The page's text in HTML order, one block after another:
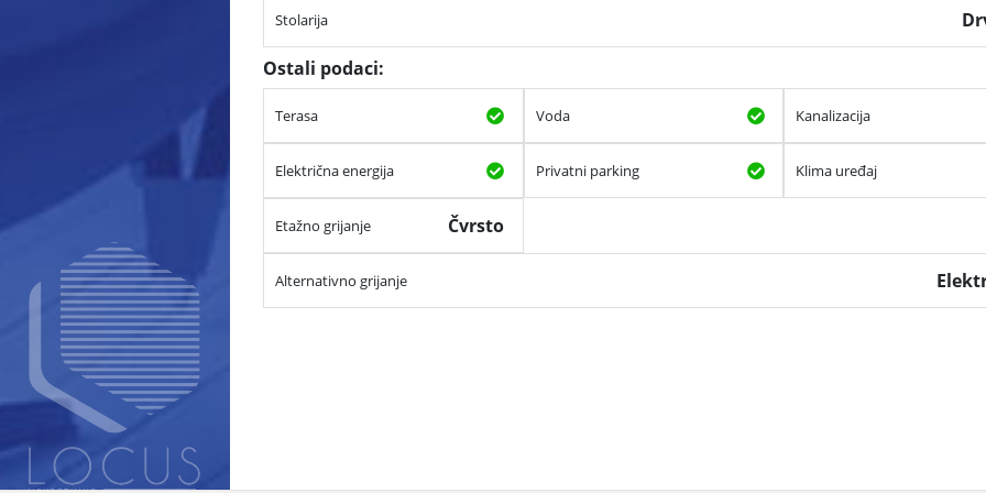
Stolarija
Ostali podaci:
Terasa Voda Kanalizacija
Električna energija Privatni parking Klima uređaj
Etažno grijanje Čvrsto
Alternativno grijanje